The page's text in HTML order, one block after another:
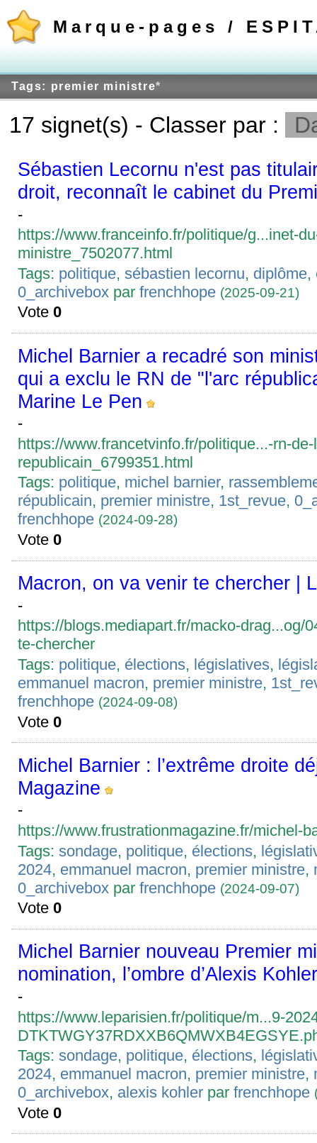
Marque-pages /
Tags: premier ministre*
17 signet(s) - Classer par :
Sébastien Lecornu n'est pas
droit, reconnaît le cabinet du
-
https://www.franceinfo.fr/politique/g...inet-
ministre_7502077.html
Tags: politique,sébastien lecornu, diplôme,
0_archivebox parfrenchhope (2025-09-21)
Vote0
Michel Barnier a recadré son
qui a exclu le RN de "l'arc
Marine Le Pen
-
https://www.francetvinfo.fr/politique...-rn-
republicain_6799351.html
Tags: politique, michel barnier,
républicain, premier ministre, 1st_revue,
frenchhope (2024-09-28)
Vote0
Macron, on va venir te chercher |
-
https://blogs.mediapart.fr/macko-drag...og/
te-chercher
Tags: politique, élections, législatives,
emmanuel macron, premier ministre,
frenchhope (2024-09-08)
Vote0
Michel Barnier : l’extrême droite
Magazine
-
https://www.frustrationmagazine.fr/michel-
Tags:sondage, politique, élections,
2024, emmanuel macron, premier ministre,
0_archivebox parfrenchhope (2024-09-07)
Vote0
Michel Barnier nouveau Premier
nomination, l’ombre d’Alexis
-
https://www.leparisien.fr/politique/m...9-
Tags:sondage, politique, élections,
2024, emmanuel macron, premier ministre,
0_archivebox, alexis kohler parfrenchhope
Vote0